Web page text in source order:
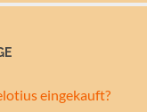
eingekauft?